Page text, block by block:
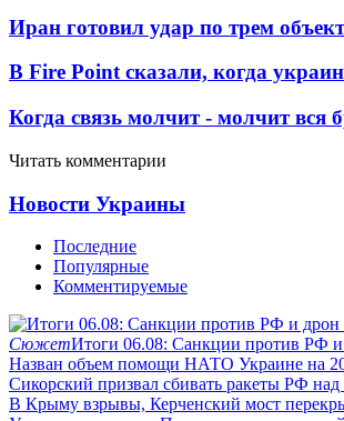
Иран готовил удар по трем
В Fire Point сказали, когда
Когда связь молчит - молчит вся
Читать комментарии
Новости Украины
Последние
Популярные
Комментируемые
СюжетИтоги 06.08: Санкции против РФ
Назван объем помощи НАТО Украине на
Сикорский призвал сбивать ракеты РФ
В Крыму взрывы, Керченский мост